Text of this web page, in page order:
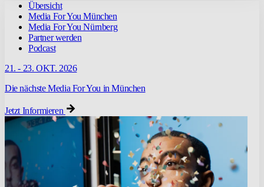
Übersicht
Media For You München
Media For You Nürnberg
Partner werden
Podcast
21. - 23. OKT. 2026
Die nächste Media For You in München
Jetzt Informieren